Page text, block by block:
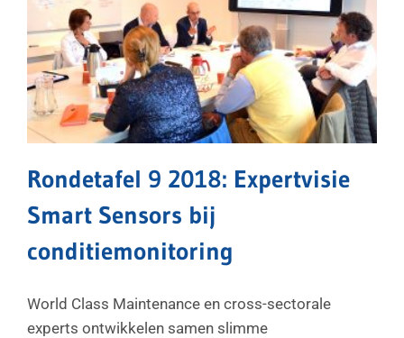
Rondetafel 9 2018: Expertvisie
Smart Sensors bij
conditiemonitoring
World Class Maintenance en cross-sectorale
experts ontwikkelen samen slimme